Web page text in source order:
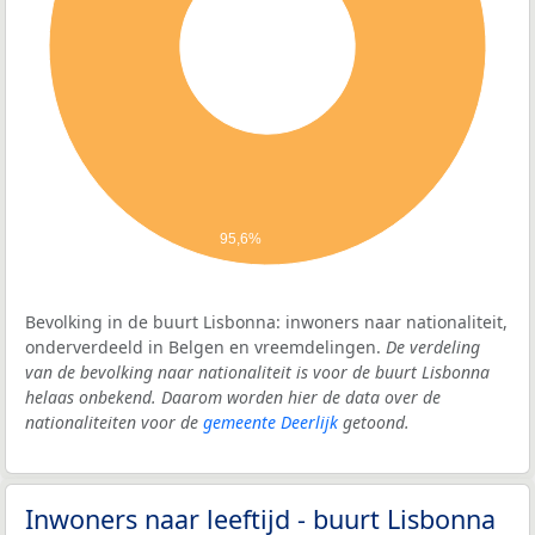
95,6%
Bevolking in de buurt Lisbonna: inwoners naar nationaliteit,
onderverdeeld in Belgen en vreemdelingen. De verdeling
van de bevolking naar nationaliteit is voor de buurt Lisbonna
helaas onbekend. Daarom worden hier de data over de
nationaliteiten voor de gemeente Deerlijk getoond.
Inwoners naar leeftijd - buurt Lisbonna